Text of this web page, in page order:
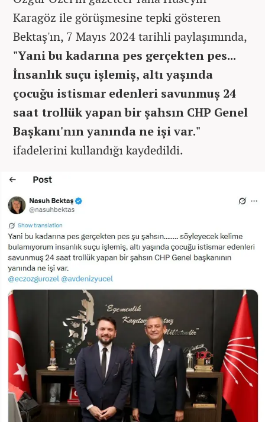
Karagöz ile görüşmesine tepki gösteren
Bektaş'ın, 7 Mayıs 2024 tarihli paylaşımında,
"Yani bu kadarına pes gerçekten pes...
İnsanlık suçu işlemiş, altı yaşında
çocuğu istismar edenleri savunmuş 24
saat trollük yapan bir şahsın CHP Genel
Başkanı'nın yanında ne işi var."
ifadelerini kullandığı kaydedildi.